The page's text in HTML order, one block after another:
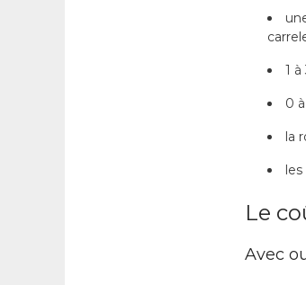
1
0
la
Le
Avec